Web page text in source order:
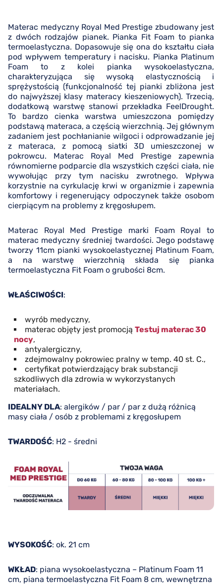
Materac medyczny Royal Med Prestige zbudowany jest
z dwóch rodzajów pianek. Pianka Fit Foam to pianka
termoelastyczna. Dopasowuje się ona do kształtu ciała
pod wpływem temperatury i nacisku. Pianka Platinum
Foam to z kolei pianka wysokoelastyczna,
charakteryzująca się wysoką elastycznością i
sprężystością (funkcjonalność tej pianki zbliżona jest
do najwyższej klasy materacy kieszeniowych). Trzecią,
dodatkową warstwę stanowi przekładka FeelDrought.
To bardzo cienka warstwa umieszczona pomiędzy
podstawą materaca, a częścią wierzchnią. Jej głównym
zadaniem jest pochłanianie wilgoci i odprowadzanie jej
z materaca, z pomocą siatki 3D umieszczonej w
pokrowcu. Materac Royal Med Prestige zapewnia
równomierne podparcie dla wszystkich części ciała, nie
wywołując przy tym nacisku zwrotnego. Wpływa
korzystnie na cyrkulację krwi w organizmie i zapewnia
komfortowy i regenerujący odpoczynek także osobom
cierpiącym na problemy z kręgosłupem.
Materac Royal Med Prestige marki Foam Royal to
materac medyczny średniej twardości. Jego podstawę
tworzy 11cm pianki wysokoelastycznej Platinum Foam,
a na warstwę wierzchnią składa się pianka
termoelastyczna Fit Foam o grubości 8cm.
WŁAŚCIWOŚCI:
wyrób medyczny,
materac objęty jest promocją Testuj materac 30
nocy,
antyalergiczny,
zdejmowalny pokrowiec pralny w temp. 40 st. C.,
certyfikat potwierdzający brak substancji
szkodliwych dla zdrowia w wykorzystanych
materiałach.
IDEALNY DLA: alergików / par / par z dużą różnicą
masy ciała / osób z problemami z kręgosłupem
TWARDOŚĆ: H2 - średni
WYSOKOŚĆ: ok. 21 cm
WKŁAD: piana wysokoelastyczna – Platinum Foam 11
cm, piana termoelastyczna Fit Foam 8 cm, wewnętrzna